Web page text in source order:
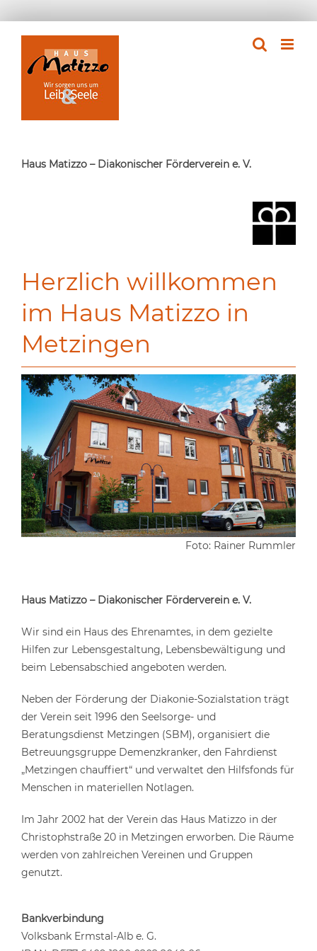
springen
Haus Matizzo – Diakonischer Förderverein e. V.
Herzlich willkommen
im Haus Matizzo in
Metzingen
Foto: Rainer Rummler
Haus Matizzo – Diakonischer Förderverein e. V.
Wir sind ein Haus des Ehrenamtes, in dem gezielte
Hilfen zur Lebensgestaltung, Lebensbewältigung und
beim Lebensabschied angeboten werden.
Neben der Förderung der Diakonie-Sozialstation trägt
der Verein seit 1996 den Seelsorge- und
Beratungsdienst Metzingen (SBM), organisiert die
Betreuungsgruppe Demenzkranker, den Fahrdienst
„Metzingen chauffiert“ und verwaltet den Hilfsfonds für
Menschen in materiellen Notlagen.
Im Jahr 2002 hat der Verein das Haus Matizzo in der
Christophstraße 20 in Metzingen erworben. Die Räume
werden von zahlreichen Vereinen und Gruppen
genutzt.
Bankverbindung
Volksbank Ermstal-Alb e. G.